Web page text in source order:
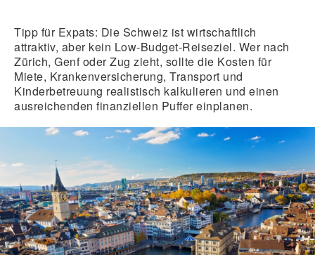
Tipp für Expats: Die Schweiz ist wirtschaftlich
attraktiv, aber kein Low-Budget-Reiseziel. Wer nach
Zürich, Genf oder Zug zieht, sollte die Kosten für
Miete, Krankenversicherung, Transport und
Kinderbetreuung realistisch kalkulieren und einen
ausreichenden finanziellen Puffer einplanen.